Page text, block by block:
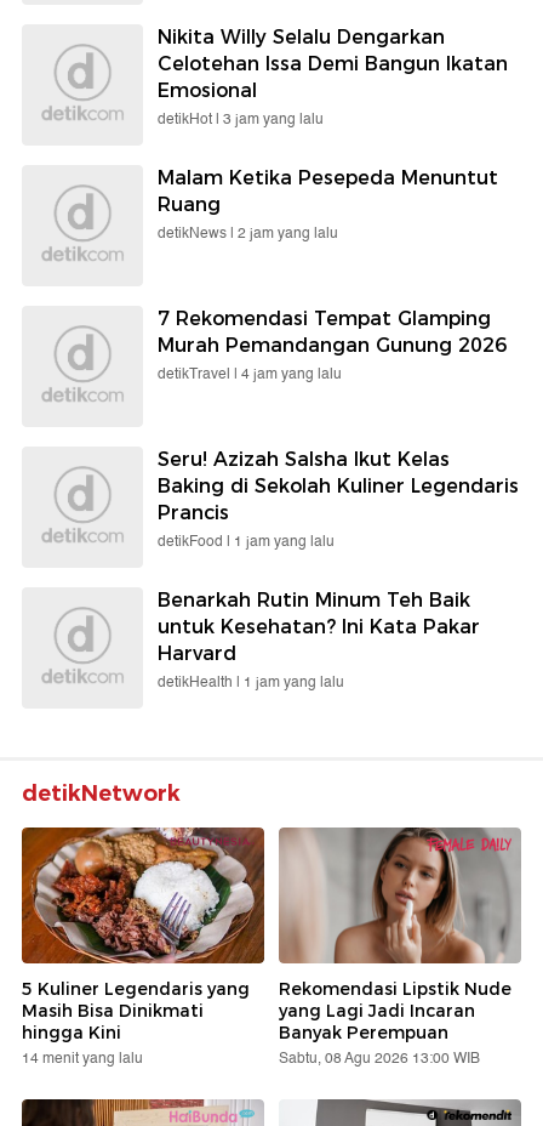
Nikita Willy Selalu Dengarkan
Celotehan Issa Demi Bangun Ikatan
Emosional
detikHot | 3 jam yang lalu
Malam Ketika Pesepeda Menuntut
Ruang
detikNews | 2 jam yang lalu
7 Rekomendasi Tempat Glamping
Murah Pemandangan Gunung 2026
detikTravel | 4 jam yang lalu
Seru! Azizah Salsha Ikut Kelas
Baking di Sekolah Kuliner Legendaris
Prancis
detikFood | 1 jam yang lalu
Benarkah Rutin Minum Teh Baik
untuk Kesehatan? Ini Kata Pakar
Harvard
detikHealth | 1 jam yang lalu
detikNetwork
5 Kuliner Legendaris yang
Masih Bisa Dinikmati
hingga Kini
14 menit yang lalu
Rekomendasi Lipstik Nude
yang Lagi Jadi Incaran
Banyak Perempuan
Sabtu, 08 Agu 2026 13:00 WIB